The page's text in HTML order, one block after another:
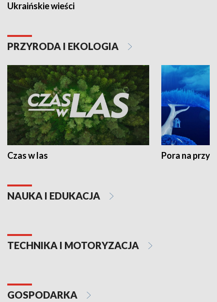
Ukraińskie wieści
PRZYRODA I EKOLOGIA
Czas w las Pora na
NAUKA I EDUKACJA
TECHNIKA I MOTORYZACJA
GOSPODARKA